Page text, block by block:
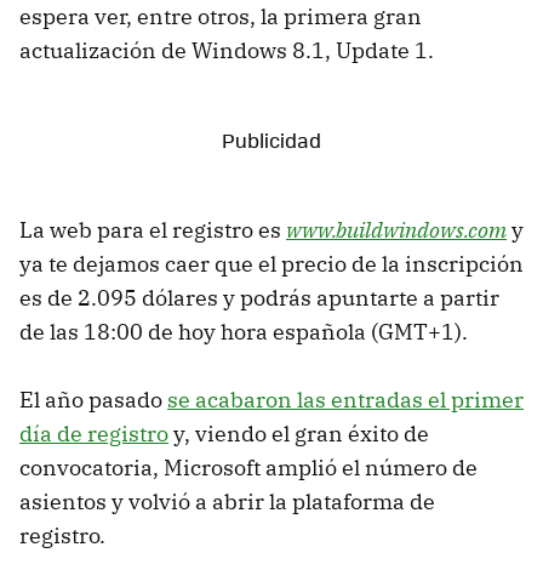
espera ver, entre otros, la primera gran
actualización de Windows 8.1, Update 1.
La web para el registro es www.buildwindows.comy
ya te dejamos caer que el precio de la inscripción
es de 2.095 dólares y podrás apuntarte a partir
de las 18:00 de hoy hora española (GMT+1).
El año pasado se acabaron las entradas el primer
día de registroy, viendo el gran éxito de
convocatoria, Microsoft amplió el número de
asientos y volvió a abrir la plataforma de
registro.